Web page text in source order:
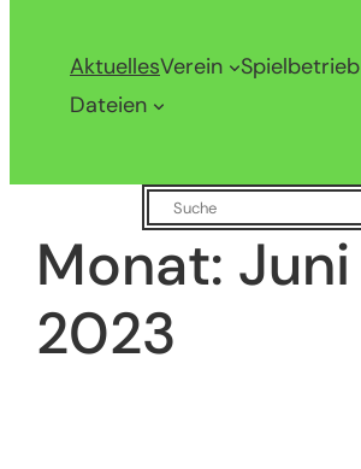
AktuellesVerein Spielbetrieb
Dateien
Suchen
Monat: Juni
2023